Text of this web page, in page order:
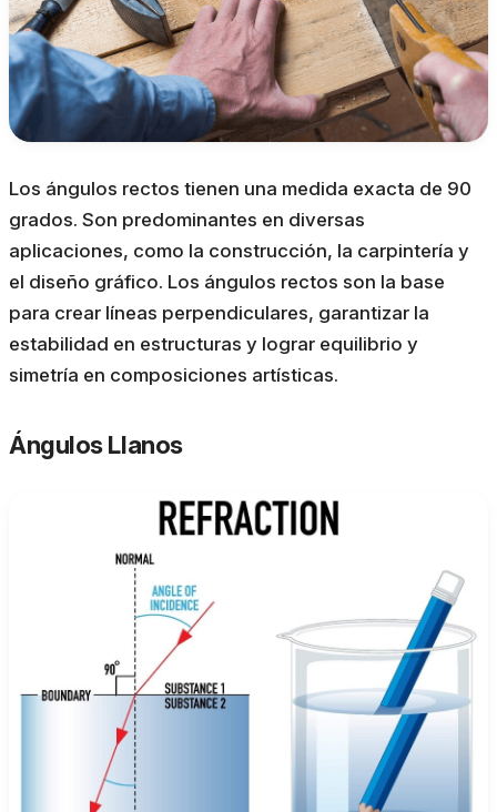
Los ángulos rectos tienen una medida exacta de 90
grados. Son predominantes en diversas
aplicaciones, como la construcción, la carpintería y
el diseño gráfico. Los ángulos rectos son la base
para crear líneas perpendiculares, garantizar la
estabilidad en estructuras y lograr equilibrio y
simetría en composiciones artísticas.
Ángulos Llanos